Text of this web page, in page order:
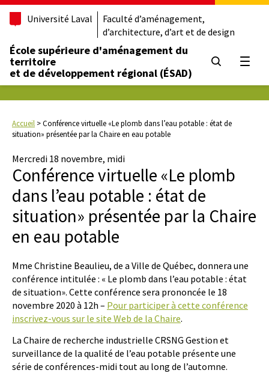
Université Laval
Faculté d’aménagement,
d’architecture, d’art et de design
École supérieure d'aménagement du
territoire
et de développement régional (ÉSAD)
Accueil >Conférence virtuelle «Le plomb dans l’eau potable : état de
situation» présentée par la Chaire en eau potable
Mercredi 18 novembre, midi
Conférence virtuelle «Le plomb
dans l’eau potable : état de
situation» présentée par la Chaire
en eau potable
Mme Christine Beaulieu, de a Ville de Québec, donnera une
conférence intitulée : « Le plomb dans l’eau potable : état
de situation». Cette conférence sera prononcée le 18
novembre 2020 à 12h – Pour participer à cette conférence
inscrivez-vous sur le site Web de la Chaire.
La Chaire de recherche industrielle CRSNG Gestion et
surveillance de la qualité de l’eau potable présente une
série de conférences-midi tout au long de l’automne.